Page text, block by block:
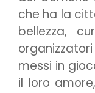
che ha la
bellezza,
messi in
il loro